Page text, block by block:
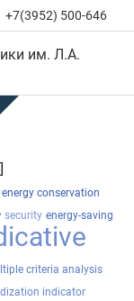
+7(3952) 500-646
им. Л.А.
]
energy conservation
security energy-saving
criteria analysis
indicator